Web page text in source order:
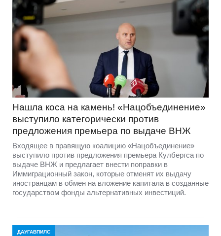
Нашла коса на камень! «Нацобъединение»
выступило категорически против
предложения премьера по выдаче ВНЖ
Входящее в правящую коалицию «Нацобъединение»
выступило против предложения премьера Кулбергса по
выдаче ВНЖ и предлагает внести поправки в
Иммиграционный закон, которые отменят их выдачу
иностранцам в обмен на вложение капитала в созданные
государством фонды альтернативных инвестиций.
ДАУГАВПИЛС